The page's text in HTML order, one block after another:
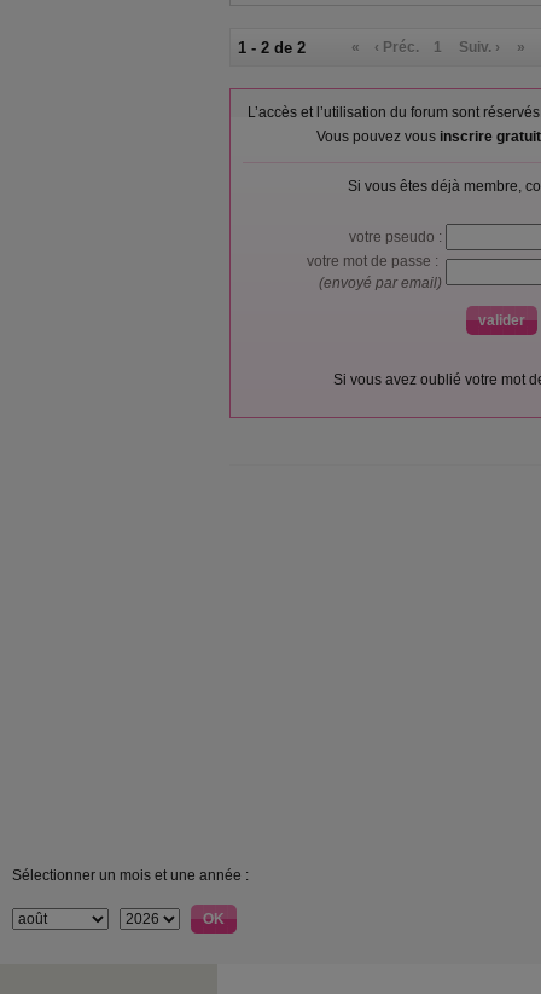
1 - 2 de 2 « ‹ Préc. 1 Suiv. › »
L’accès et l’utilisation du forum sont
Vous pouvez vous inscrire
Si vous êtes déjà membre,
votre pseudo :
votre mot de passe :
(envoyé par email)
Si vous avez oublié votre mot
Sélectionner un mois et une année :